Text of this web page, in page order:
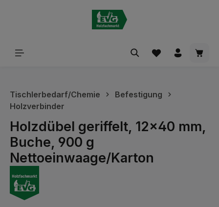
Tischlerbedarf/Chemie
Befestigung
Holzverbinder
Holzdübel geriffelt, 12x40 mm,
Buche, 900 g
Nettoeinwaage/Karton